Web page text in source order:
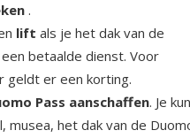
.
lift als je het dak van de
betaalde dienst. Voor
geldt er een korting.
Pass aanschaffen. Je
musea, het dak van de